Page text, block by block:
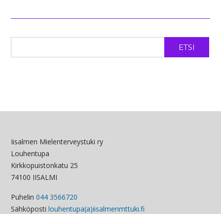
ETSI
Iisalmen Mielenterveystuki ry
Louhentupa
Kirkkopuistonkatu 25
74100 IISALMI
Puhelin 044 3566720
Sähköposti louhentupa(a)iisalmenmttuki.fi